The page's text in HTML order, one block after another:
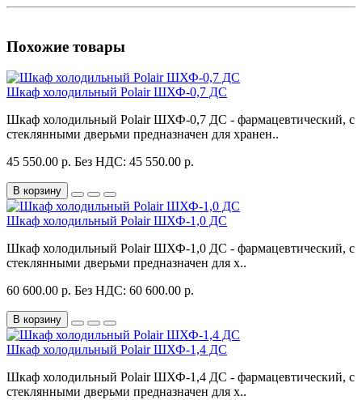
Похожие товары
Шкаф холодильный Polair ШХФ-0,7 ДС
Шкаф холодильный Polair ШХФ-0,7 ДС - фармацевтический, с
стеклянными дверьми предназначен для хранен..
45 550.00 р. Без НДС: 45 550.00 р.
В корзину
Шкаф холодильный Polair ШХФ-1,0 ДС
Шкаф холодильный Polair ШХФ-1,0 ДС - фармацевтический, с
стеклянными дверьми предназначен для х..
60 600.00 р. Без НДС: 60 600.00 р.
В корзину
Шкаф холодильный Polair ШХФ-1,4 ДС
Шкаф холодильный Polair ШХФ-1,4 ДС - фармацевтический, с
стеклянными дверьми предназначен для х..